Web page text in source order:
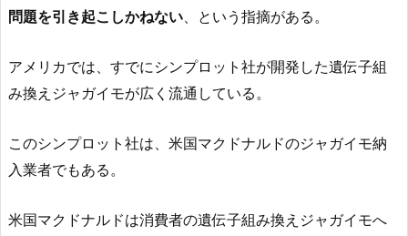
問題を引き起こしかねない 、という指摘がある。
アメリカでは、すでにシンプロット社が開発した遺伝子組
み換えジャガイモが広く流通している。
このシンプロット社は、米国マクドナルドのジャガイモ納
入業者でもある。
米国マクドナルドは消費者の遺伝子組み換えジャガイモへ